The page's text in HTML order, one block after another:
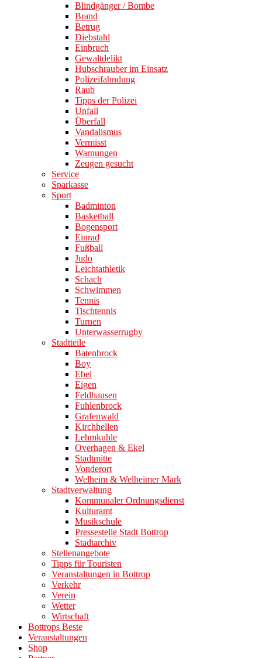
Blindgänger / Bombe
Brand
Betrug
Diebstahl
Einbruch
Gewaltdelikt
Hubschrauber im Einsatz
Polizeifahndung
Raub
Tipps der Polizei
Unfall
Überfall
Vandalismus
Vermisst
Warnungen
Zeugen gesucht
Service
Sparkasse
Sport
Badminton
Basketball
Bogensport
Einrad
Fußball
Judo
Leichtathletik
Schach
Schwimmen
Tennis
Tischtennis
Turnen
Unterwasserrugby
Stadtteile
Batenbrock
Boy
Ebel
Eigen
Feldhausen
Fuhlenbrock
Grafenwald
Kirchhellen
Lehmkuhle
Overhagen & Ekel
Stadtmitte
Vonderort
Welheim & Welheimer Mark
Stadtverwaltung
Kommunaler Ordnungsdienst
Kulturamt
Musikschule
Pressestelle Stadt Bottrop
Stadtarchiv
Stellenangebote
Tipps für Touristen
Veranstaltungen in Bottrop
Verkehr
Verein
Wetter
Wirtschaft
Bottrops Beste
Veranstaltungen
Shop